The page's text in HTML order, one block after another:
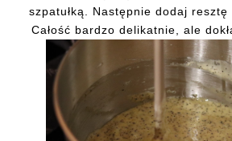
szpatułką. Następnie dodaj resztę
Całość bardzo delikatnie, ale